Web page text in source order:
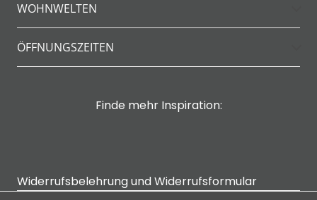
WOHNWELTEN
ÖFFNUNGSZEITEN
Finde mehr Inspiration:
Widerrufsbelehrung und Widerrufsformular